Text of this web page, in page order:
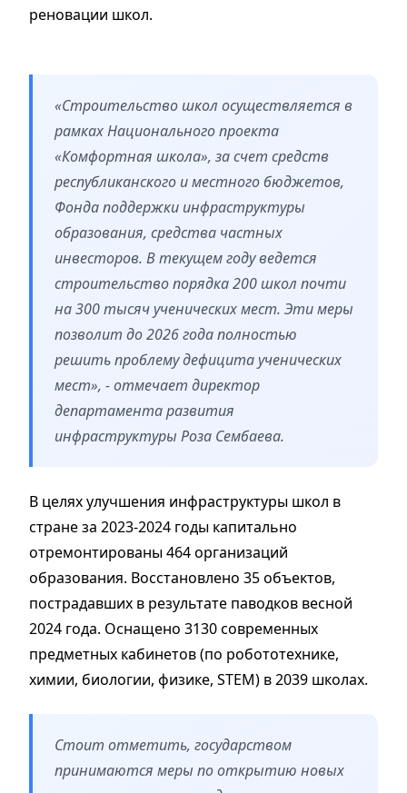
реновации школ.
«Строительство школ осуществляется в
рамках Национального проекта
«Комфортная школа», за счет средств
республиканского и местного бюджетов,
Фонда поддержки инфраструктуры
образования, средства частных
инвесторов. В текущем году ведется
строительство порядка 200 школ почти
на 300 тысяч ученических мест. Эти меры
позволит до 2026 года полностью
решить проблему дефицита ученических
мест», - отмечает директор
департамента развития
инфраструктуры Роза Сембаева.
В целях улучшения инфраструктуры школ в
стране за 2023-2024 годы капитально
отремонтированы 464 организаций
образования. Восстановлено 35 объектов,
пострадавших в результате паводков весной
2024 года. Оснащено 3130 современных
предметных кабинетов (по робототехнике,
химии, биологии, физике, STEM) в 2039 школах.
Стоит отметить, государством
принимаются меры по открытию новых